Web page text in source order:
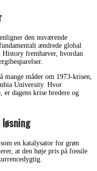
den nuværende
ændrede global
fremhæver, hvordan
mange måder om 1973-krisen,
University. Hvor
dagens krise bredere og
en katalysator for grøn
at den høje pris på fossile